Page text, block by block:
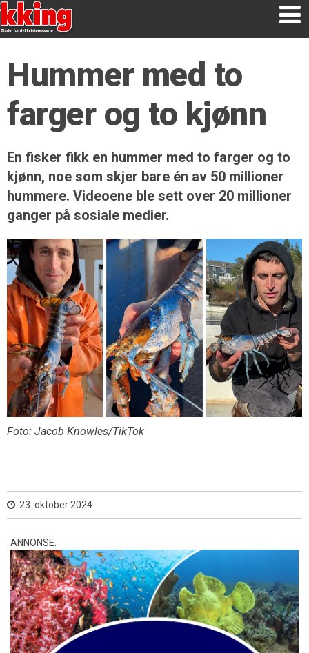
Hummer med to
farger og to kjønn
En fisker fikk en hummer med to farger og to
kjønn, noe som skjer bare én av 50 millioner
hummere. Videoene ble sett over 20 millioner
ganger på sosiale medier.
Foto: Jacob Knowles/TikTok
23. oktober 2024
ANNONSE: